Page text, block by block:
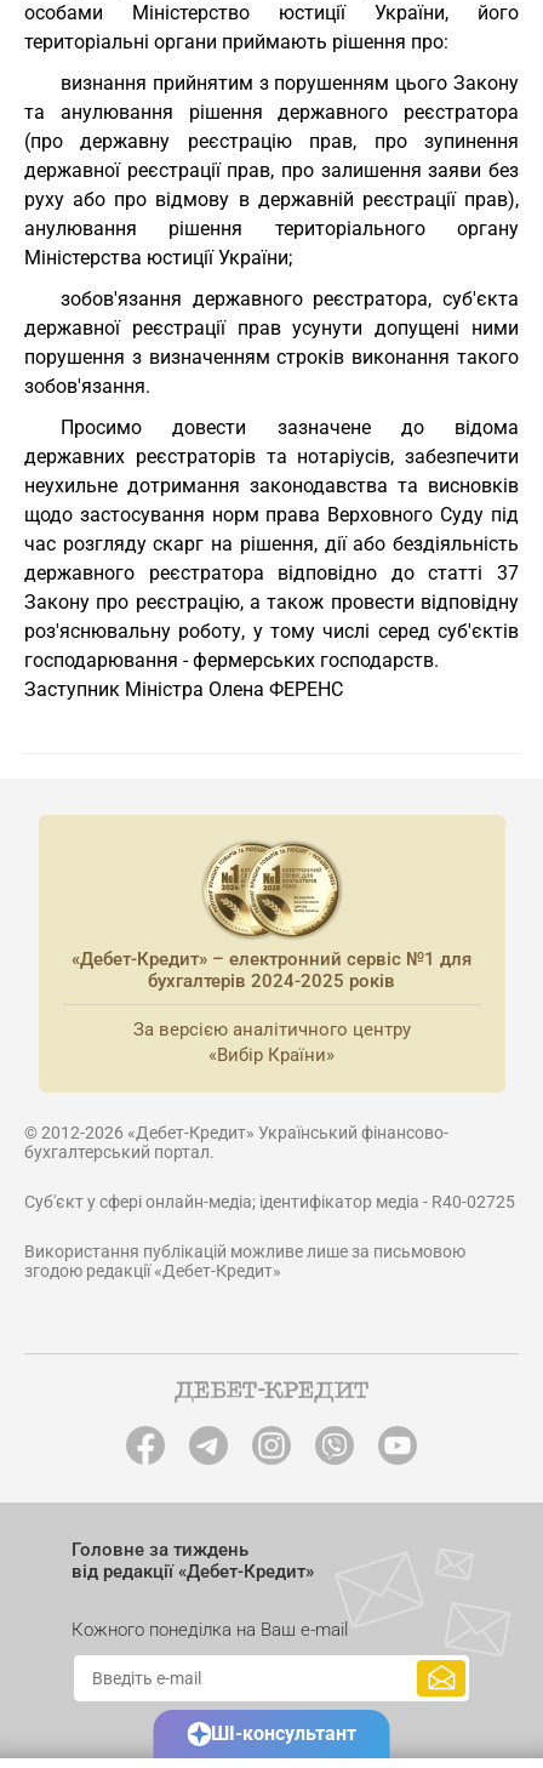
особами Міністерство юстиції України, його
територіальні органи приймають рішення про:
визнання прийнятим з порушенням цього Закону
та анулювання рішення державного реєстратора
(про державну реєстрацію прав, про зупинення
державної реєстрації прав, про залишення заяви без
руху або про відмову в державній реєстрації прав),
анулювання рішення територіального органу
Міністерства юстиції України;
зобов'язання державного реєстратора, суб'єкта
державної реєстрації прав усунути допущені ними
порушення з визначенням строків виконання такого
зобов'язання.
Просимо довести зазначене до відома
державних реєстраторів та нотаріусів, забезпечити
неухильне дотримання законодавства та висновків
щодо застосування норм права Верховного Суду під
час розгляду скарг на рішення, дії або бездіяльність
державного реєстратора відповідно до статті 37
Закону про реєстрацію, а також провести відповідну
роз'яснювальну роботу, у тому числі серед суб'єктів
господарювання - фермерських господарств.
Заступник Міністра Олена ФЕРЕНС
«Дебет-Кредит» – електронний сервіс №1 для
бухгалтерів 2024-2025 років
За версією аналітичного центру
«Вибір Країни»
© 2012-2026 «Дебет-Кредит» Український фінансово-
бухгалтерський портал.
Суб'єкт у сфері онлайн-медіа; ідентифікатор медіа - R40-02725
Використання публікацій можливе лише за письмовою
згодою редакції «Дебет-Кредит»
Головне за тиждень
від редакції «Дебет-Кредит»
Кожного понеділка на Ваш e-mail
ШІ-консультант